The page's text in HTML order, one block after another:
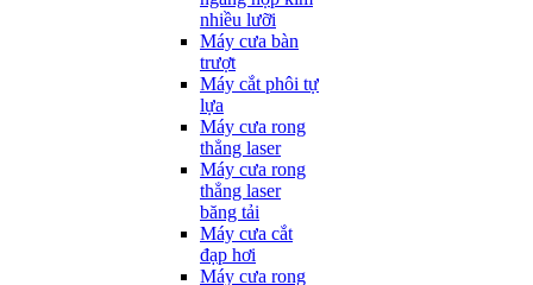
nhiều lưỡi
Máy cưa bàn
trượt
Máy cắt phôi tự
lựa
Máy cưa rong
thẳng laser
Máy cưa rong
thẳng laser
băng tải
Máy cưa cắt
đạp hơi
Máy cưa rong